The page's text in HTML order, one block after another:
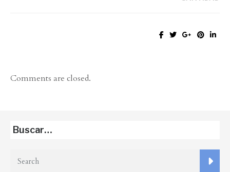
Comments are closed.
Buscar…